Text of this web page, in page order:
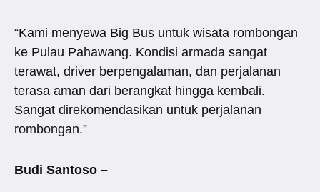
“Kami menyewa Big Bus untuk wisata rombongan
ke Pulau Pahawang. Kondisi armada sangat
terawat, driver berpengalaman, dan perjalanan
terasa aman dari berangkat hingga kembali.
Sangat direkomendasikan untuk perjalanan
rombongan.”
Budi Santoso –